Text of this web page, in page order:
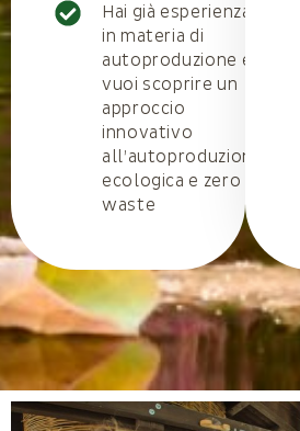
Hai già esperienza
in materia di
autoproduzione e
vuoi scoprire un
approccio
innovativo
all’autoproduzione
ecologica e zero
waste